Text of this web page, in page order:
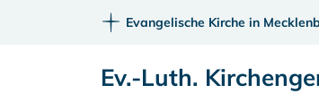
Evangelische Kirche in
Ev.-Luth.